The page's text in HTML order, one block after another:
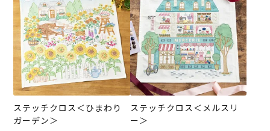
ステッチクロス＜ひまわり
ガーデン＞
ステッチクロス＜メルスリ
ー＞